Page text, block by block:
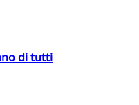
di tutti